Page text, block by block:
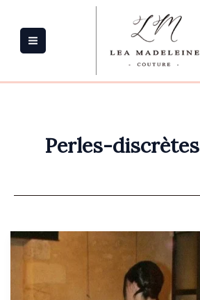
contenu
Perles-discrètes